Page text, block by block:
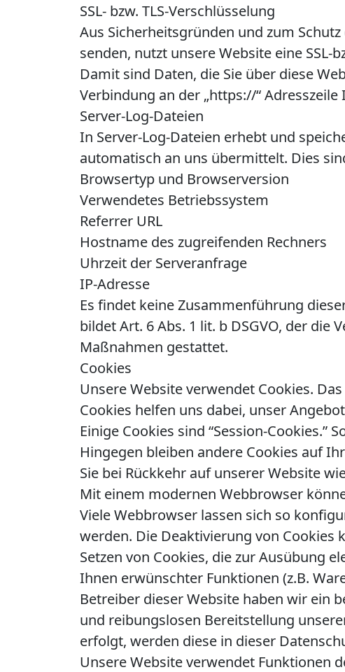
SSL- bzw. TLS-Verschlüsselung
Aus Sicherheitsgründen und zum
senden, nutzt unsere Website eine SSL-
Damit sind Daten, die Sie über diese
Verbindung an der „https://“
Server-Log-Dateien
In Server-Log-Dateien erhebt und
automatisch an uns übermittelt. Dies
Browsertyp und Browserversion
Verwendetes Betriebssystem
Referrer URL
Hostname des zugreifenden Rechners
Uhrzeit der Serveranfrage
IP-Adresse
Es findet keine Zusammenführung
bildet Art. 6 Abs. 1 lit. b DSGVO, der
Maßnahmen gestattet.
Cookies
Unsere Website verwendet Cookies.
Cookies helfen uns dabei, unser
Einige Cookies sind “Session-Cookies.”
Hingegen bleiben andere Cookies auf
Sie bei Rückkehr auf unserer Website
Mit einem modernen Webbrowser
Viele Webbrowser lassen sich so
werden. Die Deaktivierung von Cookies
Setzen von Cookies, die zur Ausübung
Ihnen erwünschter Funktionen (z.B.
Betreiber dieser Website haben wir ein
und reibungslosen Bereitstellung
erfolgt, werden diese in dieser
Unsere Website verwendet Funktionen